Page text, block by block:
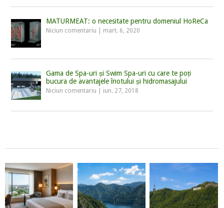
MATURMEAT: o necesitate pentru domeniul HoReCa
Niciun comentariu mart. 6, 2020
Gama de Spa-uri și Swim Spa-uri cu care te poți
bucura de avantajele înotului și hidromasajului
Niciun comentariu iun. 27, 2018